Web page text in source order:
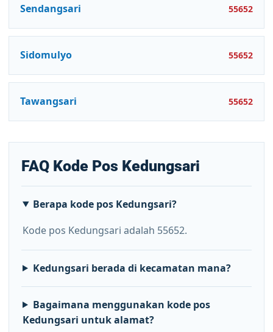
Sendangsari 55652
Sidomulyo 55652
Tawangsari 55652
FAQ Kode Pos Kedungsari
Berapa kode pos Kedungsari?
Kode pos Kedungsari adalah 55652.
Kedungsari berada di kecamatan mana?
Bagaimana menggunakan kode pos
Kedungsari untuk alamat?